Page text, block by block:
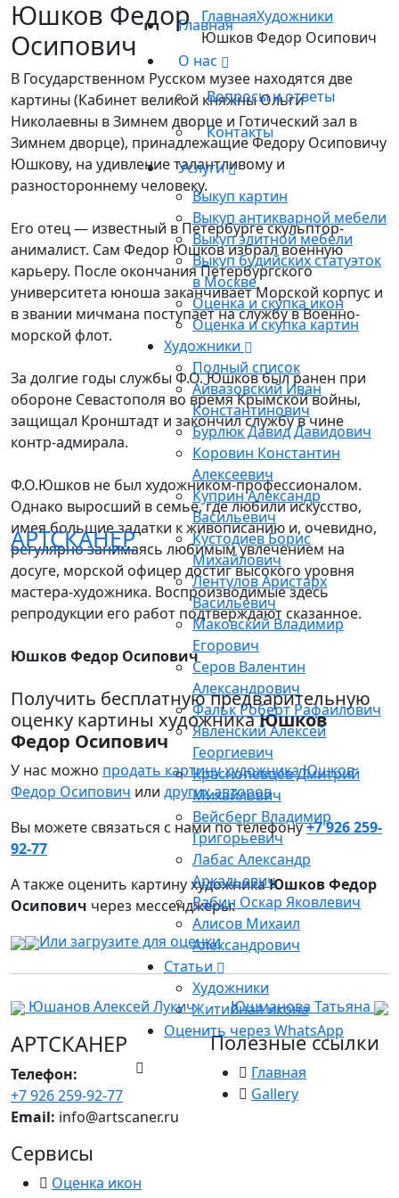
АРТСКАНЕР
Главная
О нас
Вопросы и ответы
Контакты
Услуги
Выкуп картин
Выкуп антикварной мебели
Выкуп элитной мебели
Выкуп будийских статуэток
в Москве
Оценка и скупка икон
Оценка и скупка картин
Художники
Полный список
Айвазовский Иван
Константинович
Бурлюк Давид Давидович
Коровин Константин
Алексеевич
Куприн Александр
Васильевич
Кустодиев Борис
Михайлович
Лентулов Аристарх
Васильевич
Маковский Владимир
Егорович
Серов Валентин
Александрович
Фальк Роберт Рафаилович
Явленский Алексей
Георгиевич
Краснопевцев Дмитрий
Михайлович
Вейсберг Владимир
Григорьевич
Лабас Александр
Аркадьевич
Рабин Оскар Яковлевич
Алисов Михаил
Александрович
Статьи
Художники
Житийная икона
Оценить через WhatsApp
Юшков Федор
Осипович
ГлавнаяХудожники
Юшков Федор Осипович
В Государственном Русском музее находятся две
картины (Кабинет великой княжны Ольги
Николаевны в Зимнем дворце и Готический зал в
Зимнем дворце), принадлежащие Федору Осиповичу
Юшкову, на удивление талантливому и
разностороннему человеку.
Его отец — известный в Петербурге скульптор-
анималист. Сам Федор Юшков избрал военную
карьеру. После окончания Петербургского
университета юноша заканчивает Морской корпус и
в звании мичмана поступает на службу в Военно-
морской флот.
За долгие годы службы Ф.О. Юшков был ранен при
обороне Севастополя во время Крымской войны,
защищал Кронштадт и закончил службу в чине
контр-адмирала.
Ф.О.Юшков не был художником-профессионалом.
Однако выросший в семье, где любили искусство,
имея большие задатки к живописанию и, очевидно,
регулярно занимаясь любимым увлечением на
досуге, морской офицер достиг высокого уровня
мастера-художника. Воспроизводимые здесь
репродукции его работ подтверждают сказанное.
Юшков Федор Осипович
Получить бесплатную предварительную
оценку картины художникаЮшков
Федор Осипович
У нас можно продать картину художника Юшков
Федор Осипович или других авторов
Вы можете связаться с нами по телефону+7 926 259-
92-77
А также оценить картину художникаЮшков Федор
Осипович через мессенджеры:
Или загрузите для оценки
Юшанов Алексей Лукич Юшманова Татьяна
АРТСКАНЕР
Телефон:
+7 926 259-92-77
Email: info@artscaner.ru
Полезные ссылки
Главная
Gallery
Сервисы
Оценка икон